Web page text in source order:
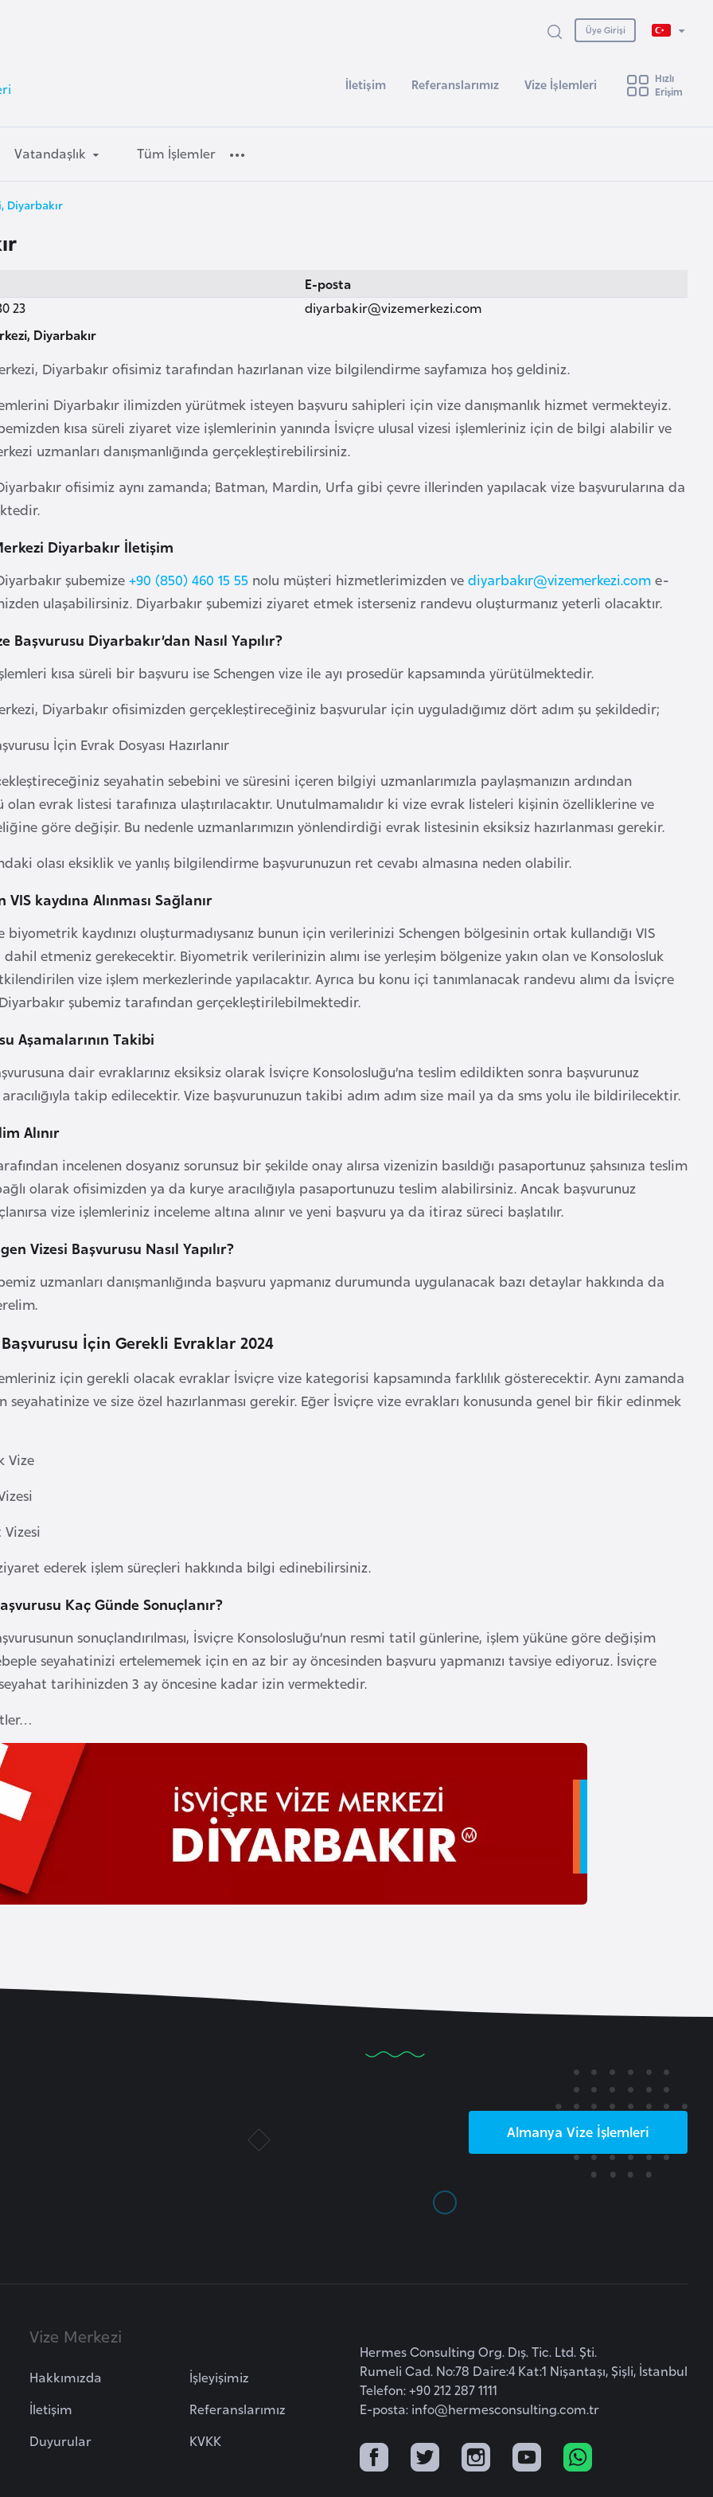
Üye Girişi
İletişim Referanslarımız Vize İşlemleri
Hızlı
Erişim
Vatandaşlık Tüm İşlemler
Diyarbakır
23
E-posta
diyarbakir@vizemerkezi.com
Diyarbakır
Diyarbakır ofisimiz tarafından hazırlanan vize bilgilendirme sayfamıza hoş geldiniz.
Diyarbakır ilimizden yürütmek isteyen başvuru sahipleri için vize danışmanlık hizmet vermekteyiz.
kısa süreli ziyaret vize işlemlerinin yanında İsviçre ulusal vizesi işlemleriniz için de bilgi alabilir ve
uzmanları danışmanlığında gerçekleştirebilirsiniz.
ofisimiz aynı zamanda; Batman, Mardin, Urfa gibi çevre illerinden yapılacak vize başvurularına da
Diyarbakır İletişim
şubemize+90 (850) 460 15 55 nolu müşteri hizmetlerimizden ve diyarbakır@vizemerkezi.com e-
ulaşabilirsiniz. Diyarbakır şubemizi ziyaret etmek isterseniz randevu oluşturmanız yeterli olacaktır.
Başvurusu Diyarbakır’dan Nasıl Yapılır?
kısa süreli bir başvuru ise Schengen vize ile ayı prosedür kapsamında yürütülmektedir.
Diyarbakır ofisimizden gerçekleştireceğiniz başvurular için uyguladığımız dört adım şu şekildedir;
İçin Evrak Dosyası Hazırlanır
seyahatin sebebini ve süresini içeren bilgiyi uzmanlarımızla paylaşmanızın ardından
olan evrak listesi tarafınıza ulaştırılacaktır. Unutulmamalıdır ki vize evrak listeleri kişinin özelliklerine ve
göre değişir. Bu nedenle uzmanlarımızın yönlendirdiği evrak listesinin eksiksiz hazırlanması gerekir.
olası eksiklik ve yanlış bilgilendirme başvurunuzun ret cevabı almasına neden olabilir.
kaydına Alınması Sağlanır
biyometrik kaydınızı oluşturmadıysanız bunun için verilerinizi Schengen bölgesinin ortak kullandığı VIS
dahil etmeniz gerekecektir. Biyometrik verilerinizin alımı ise yerleşim bölgenize yakın olan ve Konsolosluk
vize işlem merkezlerinde yapılacaktır. Ayrıca bu konu içi tanımlanacak randevu alımı da İsviçre
şubemiz tarafından gerçekleştirilebilmektedir.
Aşamalarının Takibi
dair evraklarınız eksiksiz olarak İsviçre Konsolosluğu’na teslim edildikten sonra başvurunuz
aracılığıyla takip edilecektir. Vize başvurunuzun takibi adım adım size mail ya da sms yolu ile bildirilecektir.
Alınır
incelenen dosyanız sorunsuz bir şekilde onay alırsa vizenizin basıldığı pasaportunuz şahsınıza teslim
olarak ofisimizden ya da kurye aracılığıyla pasaportunuzu teslim alabilirsiniz. Ancak başvurunuz
vize işlemleriniz inceleme altına alınır ve yeni başvuru ya da itiraz süreci başlatılır.
Vizesi Başvurusu Nasıl Yapılır?
uzmanları danışmanlığında başvuru yapmanız durumunda uygulanacak bazı detaylar hakkında da
İçin Gerekli Evraklar 2024
için gerekli olacak evraklar İsviçre vize kategorisi kapsamında farklılık gösterecektir. Aynı zamanda
seyahatinize ve size özel hazırlanması gerekir. Eğer İsviçre vize evrakları konusunda genel bir fikir edinmek
Vize
ziyaret ederek işlem süreçleri hakkında bilgi edinebilirsiniz.
Kaç Günde Sonuçlanır?
sonuçlandırılması, İsviçre Konsolosluğu’nun resmi tatil günlerine, işlem yüküne göre değişim
seyahatinizi ertelememek için en az bir ay öncesinden başvuru yapmanızı tavsiye ediyoruz. İsviçre
tarihinizden 3 ay öncesine kadar izin vermektedir.
Almanya Vize İşlemleri
Vize Merkezi
Hakkımızda
İletişim
Duyurular
İşleyişimiz
Referanslarımız
KVKK
Hermes Consulting Org. Dış. Tic. Ltd. Şti.
Rumeli Cad. No:78 Daire:4 Kat:1 Nişantaşı, Şişli, İstanbul
Telefon: +90 212 287 1111
E-posta: info@hermesconsulting.com.tr